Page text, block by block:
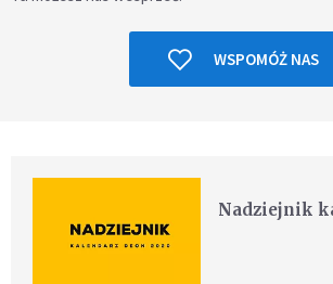
WSPOMÓŻ NAS
Nadziejnik